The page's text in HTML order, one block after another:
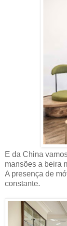
E da China
mansões a beira
A presença de
constante.